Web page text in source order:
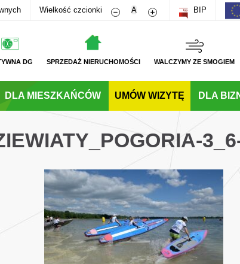
Wielkość czcionki Zmniejsz rozmiar czcionki
A Zwiększ rozmiar
BIP
DG SPRZEDAŻ NIERUCHOMOŚCI WALCZYMY ZE SMOGIEM
DLA MIESZKAŃCÓW UMÓW WIZYTĘ DLA